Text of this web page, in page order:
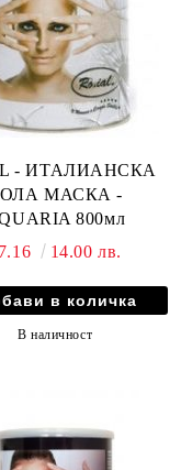
- ИТАЛИАНСКА
МАСКА -
800мл
14.00 лв.
В наличност